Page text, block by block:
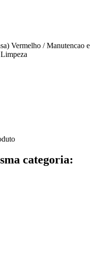
Vermelho / Manutencao e
categoria: